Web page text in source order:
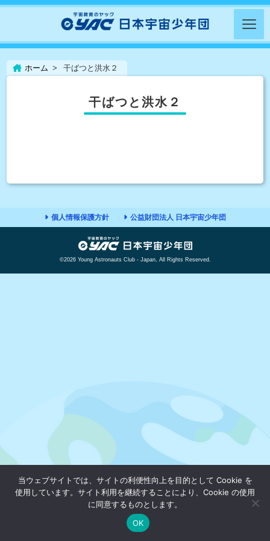
ホーム 干ばつと洪水２
干ばつと洪水２
個人情報保護方針 公益財団法人 日本宇宙少年団
©2026 Young Astronauts Club - Japan, All Rights Reserved.
当ウェブサイトでは、サイトの利便性向上を目的として Cookie を
使用しています。サイト利用を継続することにより、Cookie の使用
に同意するものとします。
OK